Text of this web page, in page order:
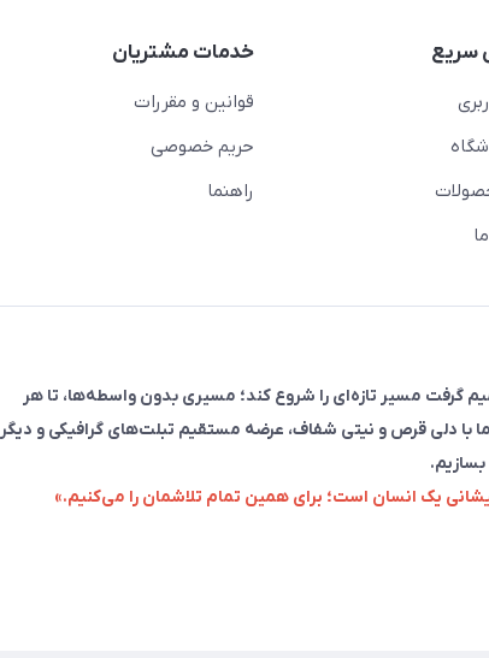
سریع خدمات مشتریان
قوانین و مقررات
حریم خصوصی
راهنما
آنلاین، تصمیم گرفت مسیر تازه‌ای را شروع کند؛ مسیری بدون واسطه‌ها، تا هر
با دلی قرص و نیتی شفاف، عرضه مستقیم تبلت‌های گرافیکی و دیگر
بسازیم.
یک انسان است؛ برای همین تمام تلاشمان را می‌کنیم.»